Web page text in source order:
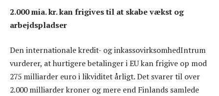
2.000 mia. kr. kan frigives til at skabe vækst og
arbejdspladser
Den internationale kredit- og inkassovirksomhedIntrum
vurderer, at hurtigere betalinger i EU kan frigive op mod
275 milliarder euro i likviditet årligt. Det svarer til over
2.000 milliarder kroner og mere end Finlands samlede